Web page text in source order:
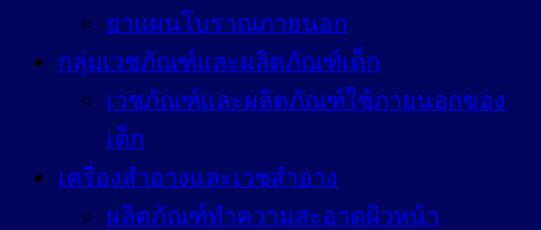
ยาแผนโบราณภายนอก
กลุ่มเวชภัณฑ์และผลิตภัณฑ์เด็ก
เวชภัณฑ์และผลิตภัณฑ์ใช้ภายนอกของ
เด็ก
เครื่องสำอางและเวชสำอาง
ผลิตภัณฑ์ทำความสะอาดผิวหน้า